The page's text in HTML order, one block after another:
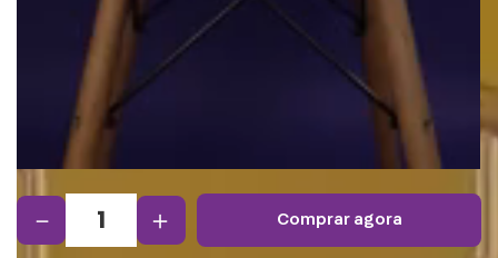
＋
－ comprar agora